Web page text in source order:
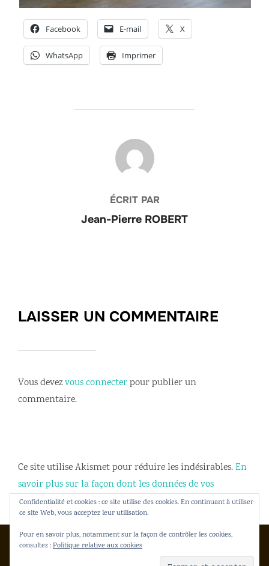
Facebook E-mail X
WhatsApp Imprimer
AUTEUR DE LA PUBLICATION
ÉCRIT PAR
Jean-Pierre ROBERT
LAISSER UN COMMENTAIRE
Vous devezvous connecterpour publier un
commentaire.
Ce site utilise Akismet pour réduire les indésirables.En
savoir plus sur la façon dont les données de vos
commentaires sont traitées.
Copyright © 2026 Gakko Dento
Confidentialité et cookies : ce site utilise des cookies. En continuant à utiliser
ce site Web, vous acceptez leur utilisation.
Pour en savoir plus, notamment sur la façon de contrôler les cookies,
consultez :Politique relative aux cookies